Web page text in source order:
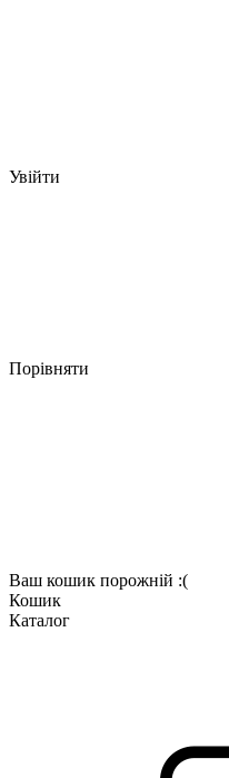
Увійти
Порівняти
Ваш кошик порожній :(
Кошик
Каталог